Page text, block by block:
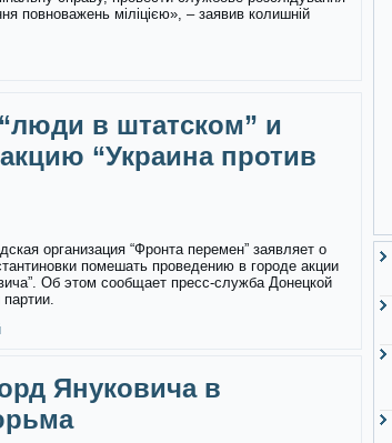
повноважень міліцією», – заявив колишній
в штатском” и
“Украина против
организация “Фронта перемен” заявляет о
помешать проведению в городе акции
Об этом сообщает пресс-служба Донецкой
партии.
Януковича в